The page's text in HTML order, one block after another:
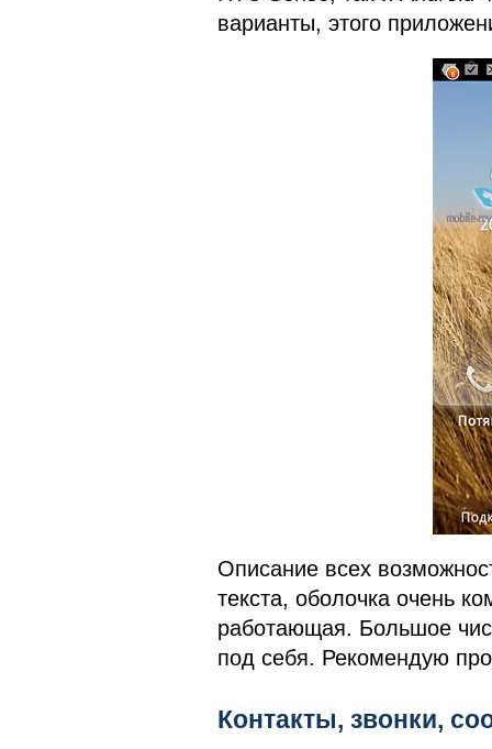
варианты, этого
Описание всех
текста, оболочка очень
работающая. Большое
под себя. Рекомендую
Контакты, звонки,